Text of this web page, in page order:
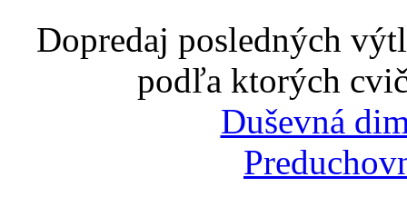
Dopredaj posledných
podľa ktorých
Duševná